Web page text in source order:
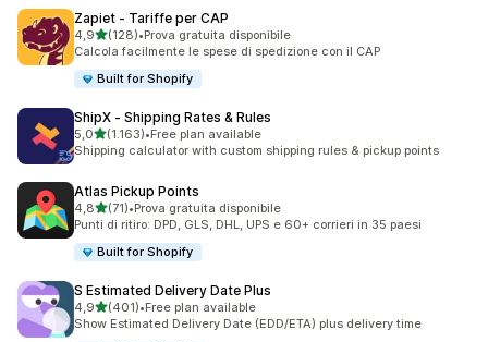
Zapiet ‑ Tariffe per CAP
4,9stelle su 5
(128)
128 recensioni totali
•Prova gratuita disponibile
Calcola facilmente le spese di spedizione con il CAP
Built for Shopify
ShipX ‑ Shipping Rates & Rules
5,0stelle su 5
(1.163)
1163 recensioni totali
•Free plan available
Shipping calculator with custom shipping rules & pickup points
Atlas Pickup Points
4,8stelle su 5
(71)
71 recensioni totali
•Prova gratuita disponibile
Punti di ritiro: DPD, GLS, DHL, UPS e 60+ corrieri in 35 paesi
Built for Shopify
S Estimated Delivery Date Plus
4,9stelle su 5
(401)
401 recensioni totali
•Free plan available
Show Estimated Delivery Date (EDD/ETA) plus delivery time